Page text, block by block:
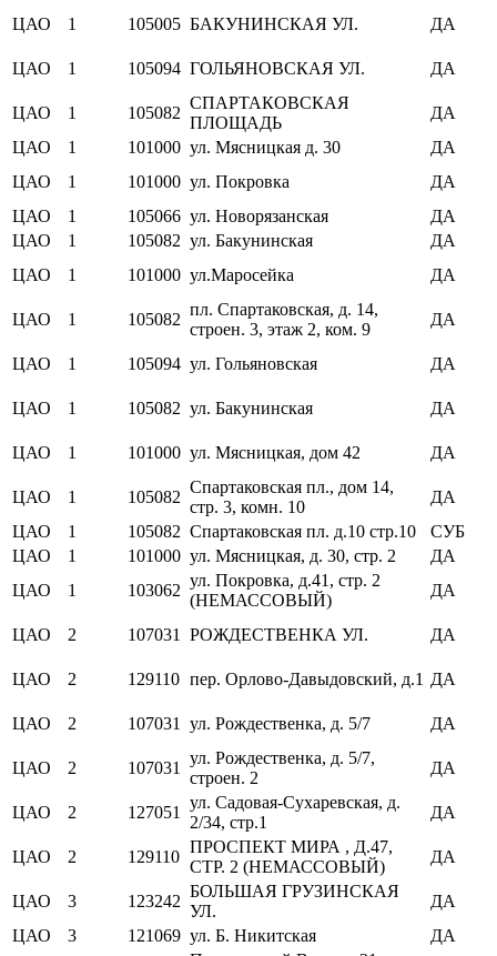
ЦАО 1 105005 БАКУНИНСКАЯ УЛ. ДА
ЦАО 1 105094 ГОЛЬЯНОВСКАЯ УЛ. ДА
ЦАО 1 105082
СПАРТАКОВСКАЯ
ПЛОЩАДЬ
ДА
ЦАО
1 101000 ул. Мясницкая д. 30
ДА
ЦАО
1 101000 ул. Покровка
ДА
ЦАО
1 105066 ул. Новорязанская
ДА
ЦАО
1 105082 ул. Бакунинская
ДА
ЦАО
1 101000 ул.Маросейка ДА
ЦАО 1 105082
пл. Спартаковская, д. 14,
строен. 3, этаж 2, ком. 9
ДА
ЦАО 1 105094 ул. Гольяновская ДА
ЦАО 1 105082 ул. Бакунинская ДА
ЦАО 1 101000 ул. Мясницкая, дом 42 ДА
ЦАО 1 105082
Спартаковская пл., дом 14,
стр. 3, комн. 10
ДА
ЦАО
1 105082 Спартаковская пл. д.10 стр.10
СУБ
ЦАО
1 101000 ул. Мясницкая, д. 30, стр. 2
ДА
ЦАО
1 103062
ул. Покровка, д.41, стр. 2
(НЕМАССОВЫЙ)
ДА
ЦАО 2 107031 РОЖДЕСТВЕНКА УЛ. ДА
ЦАО 2 129110 пер. Орлово-Давыдовский, д.1 ДА
ЦАО 2 107031 ул. Рождественка, д. 5/7 ДА
ЦАО 2 107031
ул. Рождественка, д. 5/7,
строен. 2
ДА
ЦАО 2 127051
ул. Садовая-Сухаревская, д.
2/34, стр.1
ДА
ЦАО 2 129110
ПРОСПЕКТ МИРА , Д.47,
СТР. 2 (НЕМАССОВЫЙ)
ДА
ЦАО 3 123242
БОЛЬШАЯ ГРУЗИНСКАЯ
УЛ.
ДА
ЦАО
3 121069 ул. Б. Никитская
ДА